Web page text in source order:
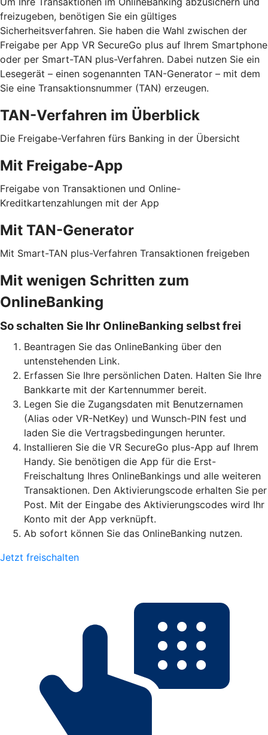
freizugeben, benötigen Sie ein gültiges
Sicherheitsverfahren. Sie haben die Wahl zwischen der
Freigabe per App VR SecureGo plus auf Ihrem Smartphone
oder per Smart-TAN plus-Verfahren. Dabei nutzen Sie ein
Lesegerät – einen sogenannten TAN-Generator – mit dem
Sie eine Transaktionsnummer (TAN) erzeugen.
TAN-Verfahren im Überblick
Die Freigabe-Verfahren fürs Banking in der Übersicht
Mit Freigabe-App
Freigabe von Transaktionen und Online-
Kreditkartenzahlungen mit der App
Mit TAN-Generator
Mit Smart-TAN plus-Verfahren Transaktionen freigeben
Mit wenigen Schritten zum
OnlineBanking
So schalten Sie Ihr OnlineBanking selbst frei
Beantragen Sie das OnlineBanking über den
untenstehenden Link.
Erfassen Sie Ihre persönlichen Daten. Halten Sie Ihre
Bankkarte mit der Kartennummer bereit.
Legen Sie die Zugangsdaten mit Benutzernamen
(Alias oder VR-NetKey) und Wunsch-PIN fest und
laden Sie die Vertragsbedingungen herunter.
Installieren Sie die VR SecureGo plus-App auf Ihrem
Handy. Sie benötigen die App für die Erst-
Freischaltung Ihres OnlineBankings und alle weiteren
Transaktionen. Den Aktivierungscode erhalten Sie per
Post. Mit der Eingabe des Aktivierungscodes wird Ihr
Konto mit der App verknüpft.
Ab sofort können Sie das OnlineBanking nutzen.
Jetzt freischalten